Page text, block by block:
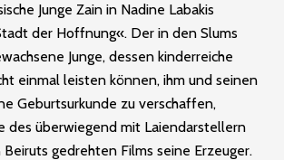
Junge Zain in Nadine Labakis
der Hoffnung«. Der in den Slums
Junge, dessen kinderreiche
einmal leisten können, ihm und seinen
Geburtsurkunde zu verschaffen,
des überwiegend mit Laiendarstellern
gedrehten Films seine Erzeuger.